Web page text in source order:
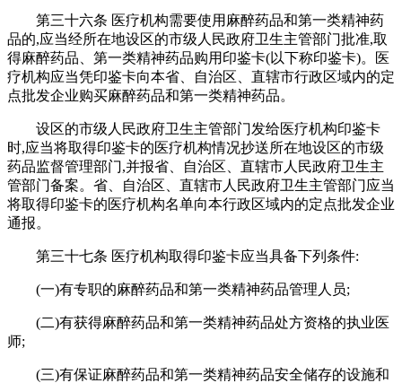
第三十六条 医疗机构需要使用麻醉药品和第一类精神药
品的,应当经所在地设区的市级人民政府卫生主管部门批准,取
得麻醉药品、第一类精神药品购用印鉴卡(以下称印鉴卡)。医
疗机构应当凭印鉴卡向本省、自治区、直辖市行政区域内的定
点批发企业购买麻醉药品和第一类精神药品。
设区的市级人民政府卫生主管部门发给医疗机构印鉴卡
时,应当将取得印鉴卡的医疗机构情况抄送所在地设区的市级
药品监督管理部门,并报省、自治区、直辖市人民政府卫生主
管部门备案。省、自治区、直辖市人民政府卫生主管部门应当
将取得印鉴卡的医疗机构名单向本行政区域内的定点批发企业
通报。
第三十七条 医疗机构取得印鉴卡应当具备下列条件:
(一)有专职的麻醉药品和第一类精神药品管理人员;
(二)有获得麻醉药品和第一类精神药品处方资格的执业医
师;
(三)有保证麻醉药品和第一类精神药品安全储存的设施和